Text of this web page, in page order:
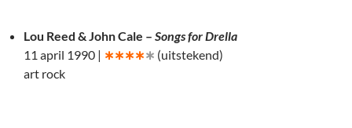
Lou Reed & John Cale – Songs for Drella
11 april 1990 | ∗∗∗∗∗ (uitstekend)
art rock